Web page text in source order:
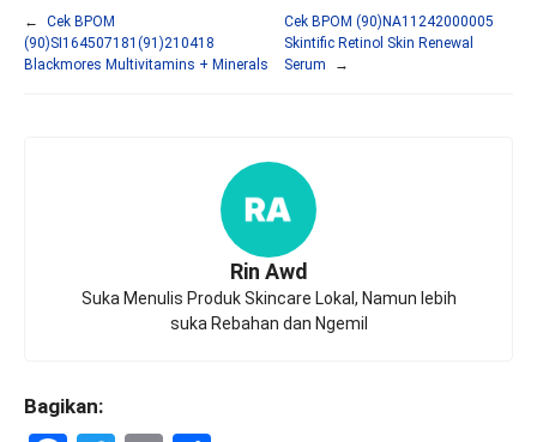
←
Cek BPOM
(90)SI164507181(91)210418
Blackmores Multivitamins + Minerals
Cek BPOM (90)NA11242000005
Skintific Retinol Skin Renewal
Serum
→
Rin Awd
Suka Menulis Produk Skincare Lokal, Namun lebih
suka Rebahan dan Ngemil
Bagikan: